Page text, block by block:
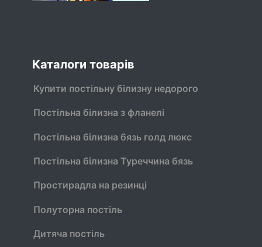
Каталоги товарів
Купити постільну білизну недорого
Постільна білизна з фланелі
Постільна білизна бязь голд люкс
Постільна білизна Туреччина бязь
Простирадла на резинці
Полуторна постіль
Дитяча постіль